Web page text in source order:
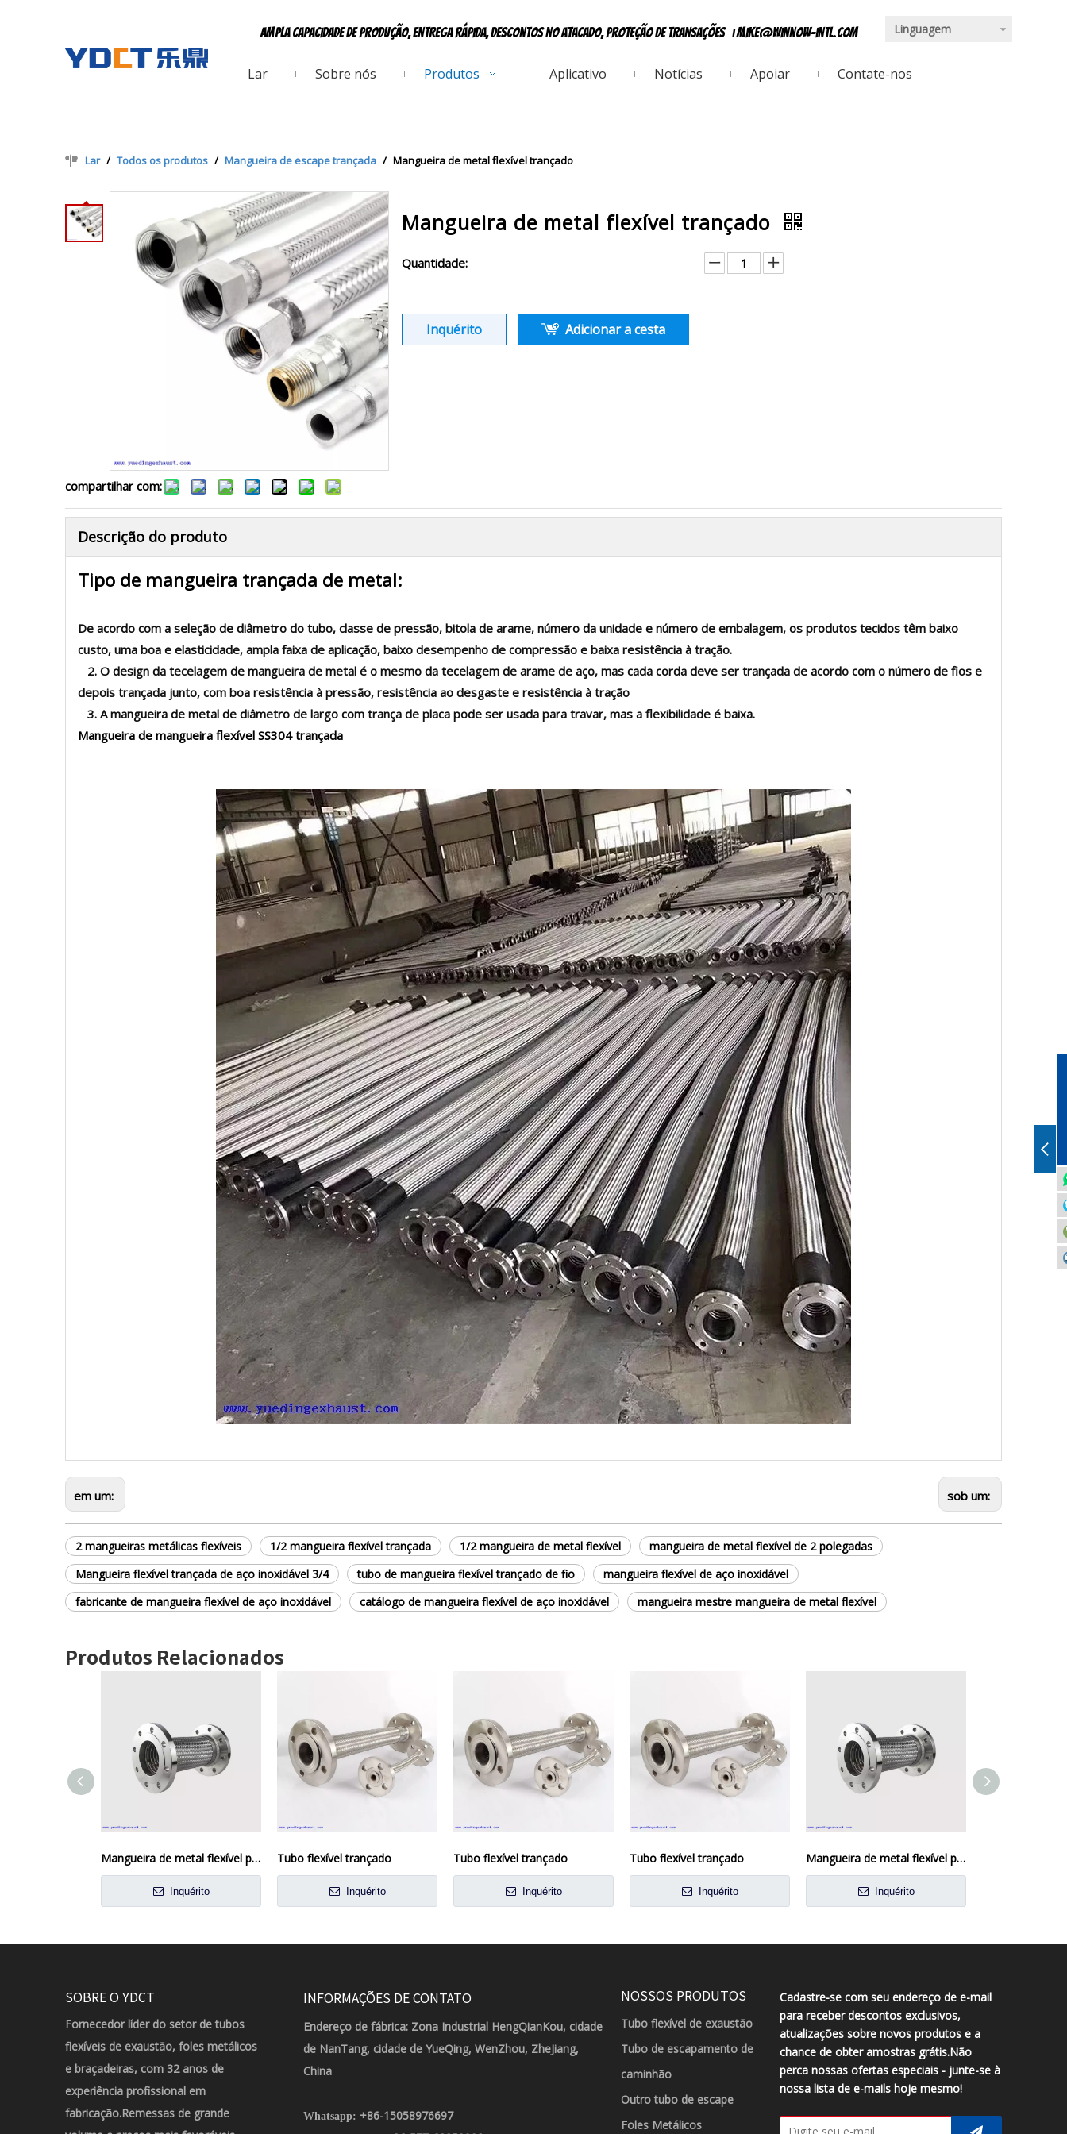
Ampla capacidade de produção, entrega rápida, descontos no atacado, proteção de transações :mike@winnow-intl.com Linguagem
Lar Sobre nós Produtos Aplicativo Notícias Apoiar Contate-nos
Lar / Todos os produtos / Mangueira de escape trançada / Mangueira de metal flexível trançado
compartilhar com:
Mangueira de metal flexível trançado
Quantidade:
Inquérito Adicionar a cesta
Descrição do produto
Tipo de mangueira trançada de metal:
De acordo com a seleção de diâmetro do tubo, classe de pressão, bitola de arame, número da unidade e número de embalagem, os produtos tecidos têm baixo
custo, uma boa e elasticidade, ampla faixa de aplicação, baixo desempenho de compressão e baixa resistência à tração.
2. O design da tecelagem de mangueira de metal é o mesmo da tecelagem de arame de aço, mas cada corda deve ser trançada de acordo com o número de fios e
depois trançada junto, com boa resistência à pressão, resistência ao desgaste e resistência à tração
3. A mangueira de metal de diâmetro de largo com trança de placa pode ser usada para travar, mas a flexibilidade é baixa.
Mangueira de mangueira flexível SS304 trançada
em um: sob um:
2 mangueiras metálicas flexíveis 1/2 mangueira flexível trançada 1/2 mangueira de metal flexível
mangueira de metal flexível de 2 polegadas
Mangueira flexível trançada de aço inoxidável 3/4
tubo de mangueira flexível trançado de fio
mangueira flexível de aço inoxidável
fabricante de mangueira flexível de aço inoxidável
catálogo de mangueira flexível de aço inoxidável mangueira mestre mangueira de metal flexível
Produtos Relacionados
Mangueira de metal flexível para gás
Inquérito
Tubo flexível trançado
Inquérito
Tubo flexível trançado
Inquérito
Tubo flexível trançado
Inquérito
Mangueira de metal flexível para gás
Inquérito
SOBRE O YDCT
Fornecedor líder do setor de tubos
flexíveis de exaustão, foles metálicos
e braçadeiras, com 32 anos de
experiência profissional em
fabricação.Remessas de grande
INFORMAÇÕES DE CONTATO
Endereço de fábrica: Zona Industrial HengQianKou, cidade
de NanTang, cidade de YueQing, WenZhou, ZheJiang,
China
Whatsapp: +86-15058976697
NOSSOS PRODUTOS
Tubo flexível de exaustão
Tubo de escapamento de
caminhão
Outro tubo de escape
Foles Metálicos
Cadastre-se com seu endereço de e-mail
para receber descontos exclusivos,
atualizações sobre novos produtos e a
chance de obter amostras grátis.Não
perca nossas ofertas especiais - junte-se à
nossa lista de e-mails hoje mesmo!